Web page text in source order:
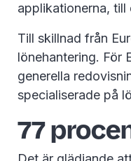
applikationerna, till
Till skillnad från
lönehantering. För
generella
specialiserade på
77